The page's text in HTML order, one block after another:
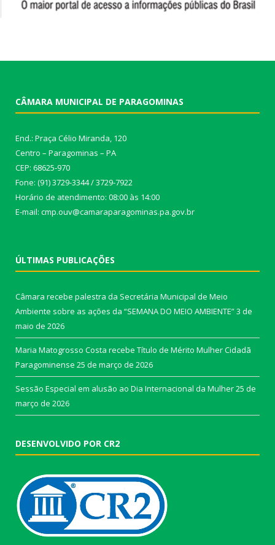
CÂMARA MUNICIPAL DE PARAGOMINAS
End.: Praça Célio Miranda, 120
Centro – Paragominas – PA
CEP: 68625-970
Fone: (91) 3729-3344 / 3729-7922
Horário de atendimento: 08:00 às 14:00
E-mail: cmp.ouv@camaraparagominas.pa.gov.br
ÚLTIMAS PUBLICAÇÕES
Câmara recebe palestra da Secretária Municipal de Meio
Ambiente sobre as ações da “SEMANA DO MEIO AMBIENTE”3 de
maio de 2026
Maria Matogrosso Costa recebe Título de Mérito Mulher Cidadã
Paragominense 25 de março de 2026
Sessão Especial em alusão ao Dia Internacional da Mulher25 de
março de 2026
DESENVOLVIDO POR CR2